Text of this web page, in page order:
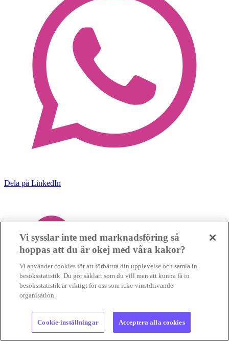
Dela på LinkedIn
Vi sysslar inte med marknadsföring så
hoppas att du är okej med våra kakor?
Vi använder cookies för att förbättra din upplevelse och samla in
besöksstatistik. Du gör såklart som du vill men att kunna få in
besöksstatistik är viktigt för oss som icke-vinstdrivande
organisation.
Cookie-inställningar Acceptera alla cookies